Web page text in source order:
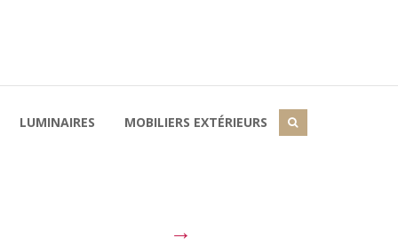
LUMINAIRES MOBILIERS EXTÉRIEURS
→